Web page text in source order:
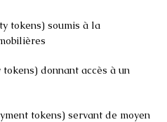
tokens) soumis à la
donnant accès à un
tokens) servant de moyen